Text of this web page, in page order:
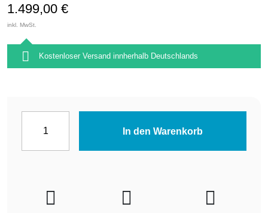
1.499,00 €
inkl. MwSt.
Kostenloser Versand innherhalb Deutschlands
Menge
In den Warenkorb